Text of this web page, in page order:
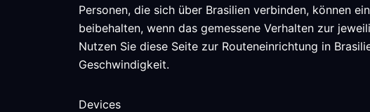
Personen, die sich über Brasilien verbinden, können
beibehalten, wenn das gemessene Verhalten zur
Nutzen Sie diese Seite zur Routeneinrichtung in
Geschwindigkeit.
Devices